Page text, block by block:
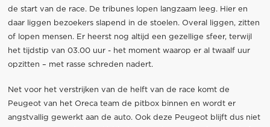
de start van de race. De tribunes lopen langzaam leeg. Hier en
daar liggen bezoekers slapend in de stoelen. Overal liggen, zitten
of lopen mensen. Er heerst nog altijd een gezellige sfeer, terwijl
het tijdstip van 03.00 uur - het moment waarop er al twaalf uur
opzitten – met rasse schreden nadert.
Net voor het verstrijken van de helft van de race komt de
Peugeot van het Oreca team de pitbox binnen en wordt er
angstvallig gewerkt aan de auto. Ook deze Peugeot blijft dus niet